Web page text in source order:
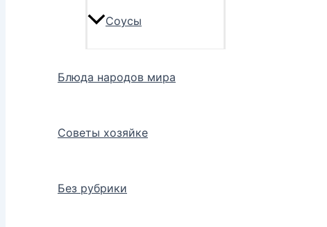
Соусы
Блюда народов мира
Советы хозяйке
Без рубрики